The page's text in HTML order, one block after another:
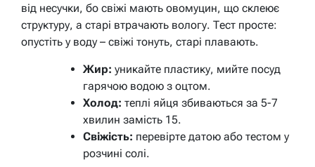
від несучки, бо свіжі мають овомуцин, що склеює
структуру, а старі втрачають вологу. Тест просте:
опустіть у воду – свіжі тонуть, старі плавають.
Жир: уникайте пластику, мийте посуд
гарячою водою з оцтом.
Холод: теплі яйця збиваються за 5-7
хвилин замість 15.
Свіжість: перевірте датою або тестом у
розчині солі.